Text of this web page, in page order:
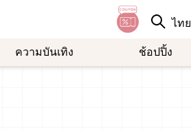
ไทย
ความบันเทิง ช้อปปิ้ง